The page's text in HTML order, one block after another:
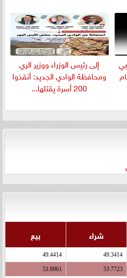
إلى رئيس الوزراء ووزير الري
ومحافظة الوادي الجديد: أنقذوا
200 أسرة يقتلها...
شراء بيع
49.3414
49.4414
53.7723
53.8961